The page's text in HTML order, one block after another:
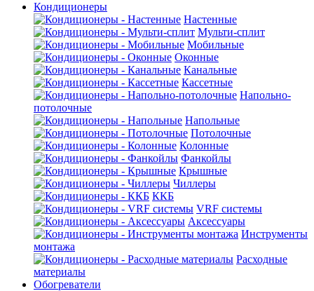
Кондиционеры
Настенные
Мульти-сплит
Мобильные
Оконные
Канальные
Кассетные
Напольно-
потолочные
Напольные
Потолочные
Колонные
Фанкойлы
Крышные
Чиллеры
ККБ
VRF системы
Аксессуары
Инструменты
монтажа
Расходные
материалы
Обогреватели